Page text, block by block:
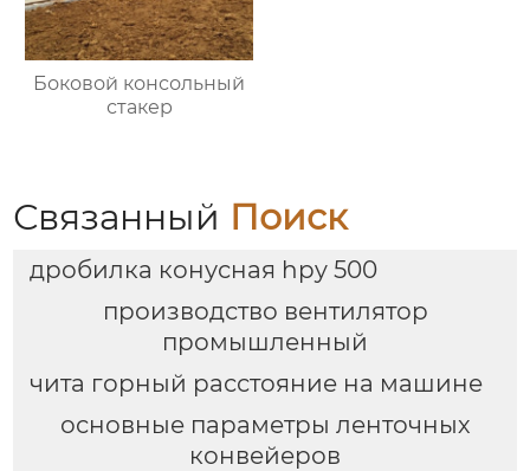
Боковой консольный
стакер
Связанный Поиск
дробилка конусная hpy 500
производство вентилятор
промышленный
чита горный расстояние на машине
основные параметры ленточных
конвейеров